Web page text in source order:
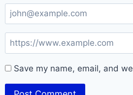
Save my name, email, and